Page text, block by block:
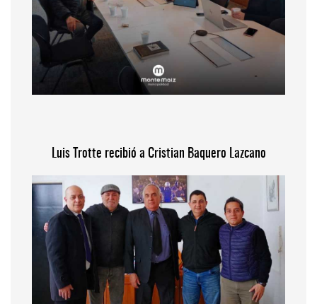
Luis Trotte recibió a Cristian Baquero Lazcano